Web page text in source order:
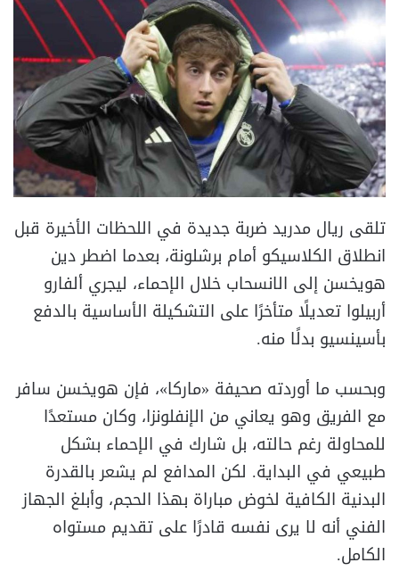
تلقى ريال مدريد ضربة جديدة في اللحظات الأخيرة قبل
انطلاق الكلاسيكو أمام برشلونة، بعدما اضطر دين
هويخسن إلى الانسحاب خلال الإحماء، ليجري ألفارو
أربيلوا تعديلًا متأخرًا على التشكيلة الأساسية بالدفع
بأسينسيو بدلًا منه.
وبحسب ما أوردته صحيفة «ماركا»، فإن هويخسن سافر
مع الفريق وهو يعاني من الإنفلونزا، وكان مستعدًا
للمحاولة رغم حالته، بل شارك في الإحماء بشكل
طبيعي في البداية. لكن المدافع لم يشعر بالقدرة
البدنية الكافية لخوض مباراة بهذا الحجم، وأبلغ الجهاز
الفني أنه لا يرى نفسه قادرًا على تقديم مستواه
الكامل.